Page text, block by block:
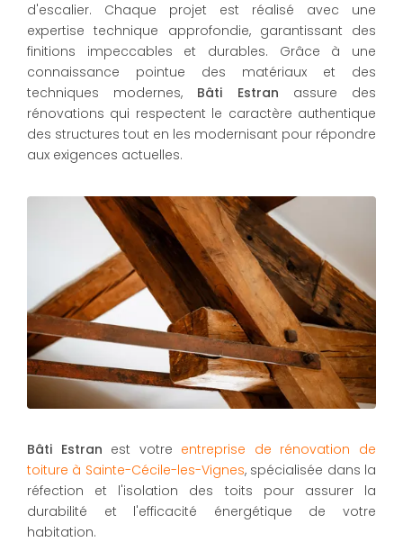
d'escalier. Chaque projet est réalisé avec une
expertise technique approfondie, garantissant des
finitions impeccables et durables. Grâce à une
connaissance pointue des matériaux et des
techniques modernes, Bâti Estran assure des
rénovations qui respectent le caractère authentique
des structures tout en les modernisant pour répondre
aux exigences actuelles.
Bâti Estran est votre entreprise de rénovation de
toiture à Sainte-Cécile-les-Vignes, spécialisée dans la
réfection et l'isolation des toits pour assurer la
durabilité et l'efficacité énergétique de votre
habitation.